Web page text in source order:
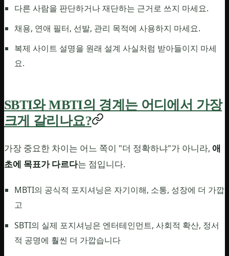
다른 사람을 판단하거나 재단하는 근거로 쓰지 마세요.
채용, 연애 필터, 선발, 관리 목적에 사용하지 마세요.
복제 사이트 설명을 원래 설계 사실처럼 받아들이지 마세
요.
SBTI와 MBTI의 경계는 어디에서 가장
크게 갈리나요?
가장 중요한 차이는 어느 쪽이 "더 정확하냐"가 아니라, 애
초에 목표가 다르다는 점입니다.
MBTI의 공식적 포지셔닝은 자기이해, 소통, 성장에 더 가깝
고
SBTI의 실제 포지셔닝은 엔터테인먼트, 사회적 확산, 정서
적 공명에 훨씬 더 가깝습니다